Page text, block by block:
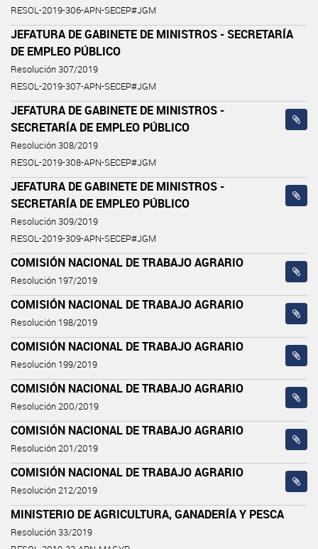
RESOL-2019-306-APN-SECEP#JGM
JEFATURA DE GABINETE DE MINISTROS - SECRETARÍA
DE EMPLEO PÚBLICO
Resolución 307/2019
RESOL-2019-307-APN-SECEP#JGM
JEFATURA DE GABINETE DE MINISTROS -
SECRETARÍA DE EMPLEO PÚBLICO
Resolución 308/2019
RESOL-2019-308-APN-SECEP#JGM
JEFATURA DE GABINETE DE MINISTROS -
SECRETARÍA DE EMPLEO PÚBLICO
Resolución 309/2019
RESOL-2019-309-APN-SECEP#JGM
COMISIÓN NACIONAL DE TRABAJO AGRARIO
Resolución 197/2019
COMISIÓN NACIONAL DE TRABAJO AGRARIO
Resolución 198/2019
COMISIÓN NACIONAL DE TRABAJO AGRARIO
Resolución 199/2019
COMISIÓN NACIONAL DE TRABAJO AGRARIO
Resolución 200/2019
COMISIÓN NACIONAL DE TRABAJO AGRARIO
Resolución 201/2019
COMISIÓN NACIONAL DE TRABAJO AGRARIO
Resolución 212/2019
MINISTERIO DE AGRICULTURA, GANADERÍA Y PESCA
Resolución 33/2019